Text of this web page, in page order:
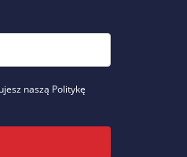
naszą Politykę